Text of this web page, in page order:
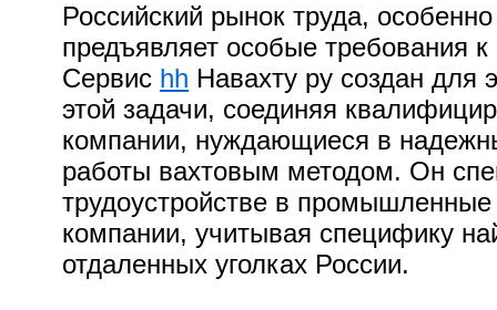
Российский рынок труда,
предъявляет особые требования
Сервис hh Навахту ру создан для
этой задачи, соединяя
компании, нуждающиеся в
работы вахтовым методом. Он
трудоустройстве в
компании, учитывая специфику
отдаленных уголках России.